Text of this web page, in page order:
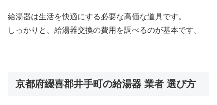
給湯器は生活を快適にする必要な高価な道具です。
しっかりと、給湯器交換の費用を調べるのが基本です。
京都府綴喜郡井手町の給湯器 業者 選び方